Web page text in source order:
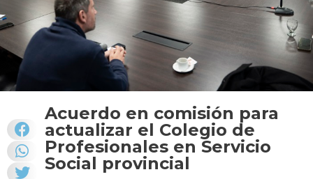
Acuerdo en comisión para
actualizar el Colegio de
Profesionales en Servicio
Social provincial